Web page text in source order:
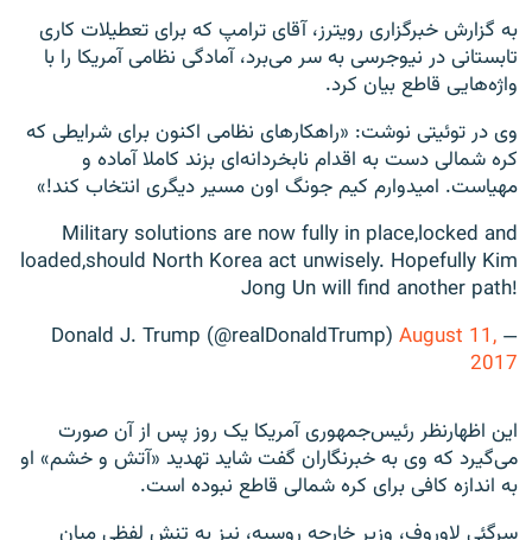
به گزارش خبرگزاری رویترز، آقای ترامپ که برای تعطیلات کاری
تابستانی در نیوجرسی به سر می‌برد، آمادگی نظامی آمریکا را با
واژه‌هایی قاطع بیان کرد.
وی در توئیتی نوشت: «راهکارهای نظامی اکنون برای شرایطی که
کره شمالی دست به اقدام نابخردانه‌ای بزند کاملا آماده و
مهیاست. امیدوارم کیم جونگ اون مسیر دیگری انتخاب کند!»
Military solutions are now fully in place,locked and
loaded,should North Korea act unwisely. Hopefully Kim
Jong Un will find another path!
— Donald J. Trump (@realDonaldTrump)
August 11,
2017
این اظهارنظر رئیس‌جمهوری آمریکا یک روز پس از آن صورت
می‌گیرد که وی به خبرنگاران گفت شاید تهدید «آتش و خشم» او
به اندازه کافی برای کره شمالی قاطع نبوده است.